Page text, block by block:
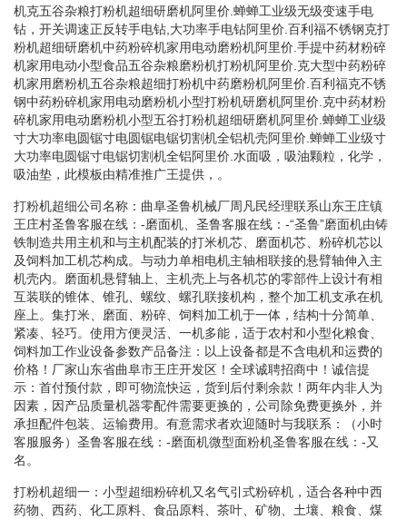
机克五谷杂粮打粉机超细研磨机阿里价.蝉蝉工业级无级变速手电
钻，开关调速正反转手电钻,大功率手电钻阿里价.百利福不锈钢克打
粉机超细研磨机中药粉碎机家用电动磨粉机阿里价.手提中药材粉碎
机家用电动小型食品五谷杂粮磨粉机打粉机阿里价.克大型中药粉碎
机家用磨粉机五谷杂粮超细打粉机中药磨粉机阿里价.百利福克不锈
钢中药粉碎机家用电动磨粉机小型打粉机研磨机阿里价.克中药材粉
碎机家用电动磨粉机小型五谷打粉机超细研磨机阿里价.蝉蝉工业级
寸大功率电圆锯寸电圆锯电锯切割机全铝机壳阿里价.蝉蝉工业级寸
大功率电圆锯寸电锯切割机全铝阿里价.水面吸，吸油颗粒，化学，
吸油垫，此模板由精准推广王提供，。
打粉机超细公司名称：曲阜圣鲁机械厂周凡民经理联系山东王庄镇
王庄村圣鲁客服在线：-磨面机、圣鲁客服在线：-“圣鲁”磨面机由铸
铁制造共用主机和与主机配装的打米机芯、磨面机芯、粉碎机芯以
及饲料加工机芯构成。与动力单相电机主轴相联接的悬臂轴伸入主
机壳内。磨面机悬臂轴上、主机壳上与各机芯的零部件上设计有相
互装联的锥体、锥孔、螺纹、螺孔联接机构，整个加工机支承在机
座上。集打米、磨面、粉碎、饲料加工机于一体，结构十分简单、
紧凑、轻巧。使用方便灵活、一机多能，适于农村和小型化粮食、
饲料加工作业设备参数产品备注：以上设备都是不含电机和运费的
价格！厂家山东省曲阜市王庄开发区！全球诚聘招商中！诚信提
示：首付预付款，即可物流快运，货到后付剩余款！两年内非人为
因素，因产品质量机器零配件需要更换的，公司除免费更换外，并
承担配件包装、运输费用。有意需求者欢迎随时与我联系：（小时
客服服务）圣鲁客服在线：-磨面机微型面粉机圣鲁客服在线：-又
名。
打粉机超细一：小型超细粉碎机又名气引式粉碎机，适合各种中西
药物、西药、化工原料、食品原料、茶叶、矿物、土壤、粮食、煤